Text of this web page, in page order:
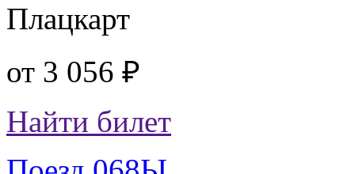
Плацкарт
от 3 056 ₽
Найти билет